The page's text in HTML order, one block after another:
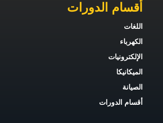
أقسام الدورات
اللغات
الكهرباء
الإلكترونيات
الميكانيكا
الصيانة
أقسام الدورات